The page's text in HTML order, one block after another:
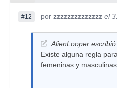
#12 por zzzzzzzzzzzzzz el
AlienLooper
Existe alguna regla
femeninas y